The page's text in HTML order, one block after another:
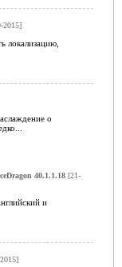
2015]
локализацию,
о
40.1.1.18[21-
и